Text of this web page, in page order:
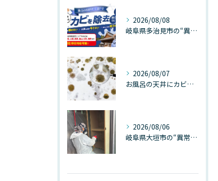
2026/08/08
岐阜県多治見市の“異常な高温”が建物内部を破壊する──深層カビが急増する危険な温度差の正体
2026/08/07
お風呂の天井にカビが生えたら要注意！2026年8月の猛暑・高湿度で急増する浴室カビの原因と正しい対策
2026/08/06
岐阜県大垣市の“異常に高い気温”が建物内部を腐らせる──深層カビが爆発的に増える本当の理由